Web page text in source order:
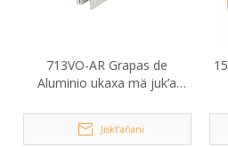
713VO-AR Grapas de
Aluminio ukaxa mä juk’a
Jiskt’añani